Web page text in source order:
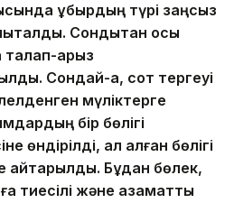
құбырдың түрі заңсыз
Сондықтан осы
талап-арыз
Сондай-ақ, сот тергеуі
мүліктерге
бір бөлігі
өндірілді, ал қалған бөлігі
қайтарылды. Бұдан бөлек,
тиесілі және азаматтық